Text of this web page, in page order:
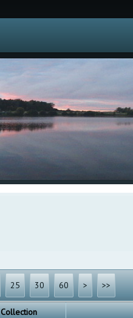
25 30 60 > >>
Collection